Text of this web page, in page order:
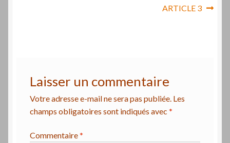
Article
ARTICLE 3
Laisser un commentaire
Votre adresse e-mail ne sera pas publiée. Les
champs obligatoires sont indiqués avec *
Commentaire*